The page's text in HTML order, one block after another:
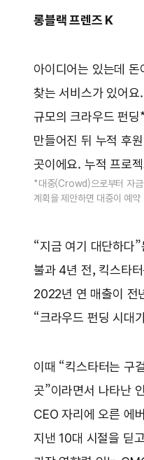
롱블랙 프렌즈 K
아이디어는 있는데 돈
찾는 서비스가 있어요
규모의 크라우드 펀
만들어진 뒤 누적 후
곳이에요. 누적 프로
*대중(Crowd)으로부터 자
계획을 제안하면 대중이 예
“지금 여기 대단하다
불과 4년 전, 킥스타
2022년 연 매출이 전
“크라우드 펀딩 시대
이때 “킥스타터는 구
곳”이라면서 나타난
CEO 자리에 오른 에
지낸 10대 시절을 딛